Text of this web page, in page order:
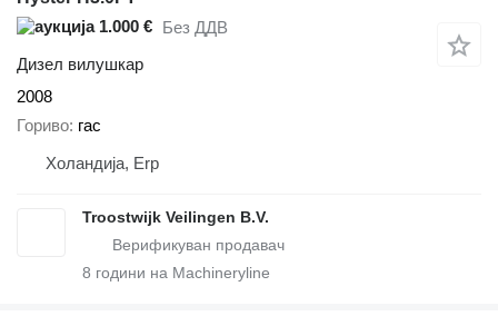
1.000 € Без ДДВ
Дизел вилушкар
2008
Гориво гас
Холандија, Erp
Troostwijk Veilingen B.V.
8 години на Machineryline